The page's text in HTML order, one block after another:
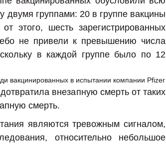
двумя группами: 20 в группе вакцины
этого, шесть зарегистрированных
не привели к превышению числа
в каждой группе было по 12
внезапную смерть от таких
смерть.
являются тревожным сигналом,
относительно небольшое